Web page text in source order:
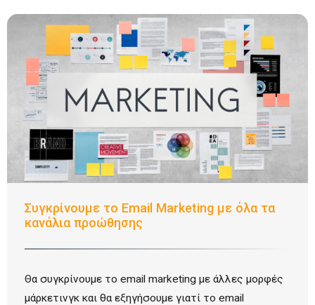
Συγκρίνουμε το Email Marketing με όλα τα
κανάλια προώθησης
Θα συγκρίνουμε το email marketing με άλλες μορφές
μάρκετινγκ και θα εξηγήσουμε γιατί το email